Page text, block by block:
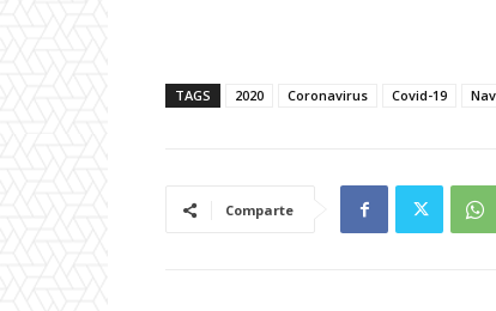
TAGS 2020 Coronavirus Covid-19
Comparte